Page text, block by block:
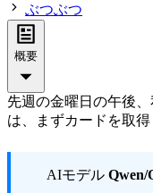
ぶつぶつ
概要
先週の金曜日の午後
は、まずカードを取
AIモデル Qwen/